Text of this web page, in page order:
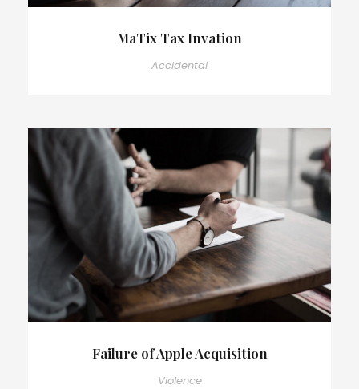
MaTix Tax Invation
Accidental
Failure of Apple Acquisition
Violence